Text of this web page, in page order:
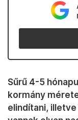
Sűrű 4-5
kormány
elindítani,